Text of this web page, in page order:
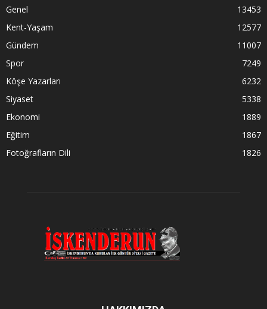
Genel
13453
Kent-Yaşam
12577
Gündem
11007
Spor
7249
Köşe Yazarları
6232
Siyaset
5338
Ekonomi
1889
Eğitim
1867
Fotoğrafların Dili
1826